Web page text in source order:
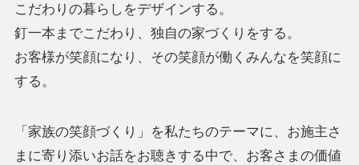
こだわりの暮らしをデザインする。
釘一本までこだわり、独自の家づくりをする。
お客様が笑顔になり、その笑顔が働くみんなを笑顔に
する。
「家族の笑顔づくり」を私たちのテーマに、お施主さ
まに寄り添いお話をお聴きする中で、お客さまの価値